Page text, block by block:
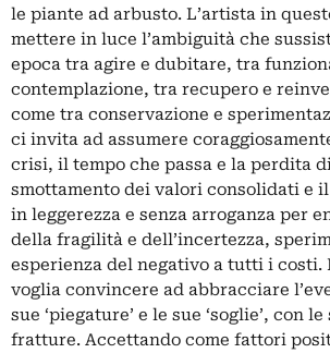
le piante ad arbusto. L’artista in
mettere in luce l’ambiguità che
epoca tra agire e dubitare, tra
contemplazione, tra recupero e
come tra conservazione e
ci invita ad assumere
crisi, il tempo che passa e la perdita
smottamento dei valori consolidati e
in leggerezza e senza arroganza per
della fragilità e dell’incertezza,
esperienza del negativo a tutti i costi.
voglia convincere ad abbracciare
sue ‘piegature’ e le sue ‘soglie’, con
fratture. Accettando come fattori